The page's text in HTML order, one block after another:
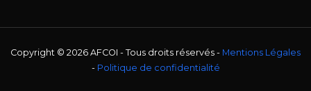
Copyright © 2026 AFCOI - Tous droits réservés - Mentions Légales
- Politique de confidentialité